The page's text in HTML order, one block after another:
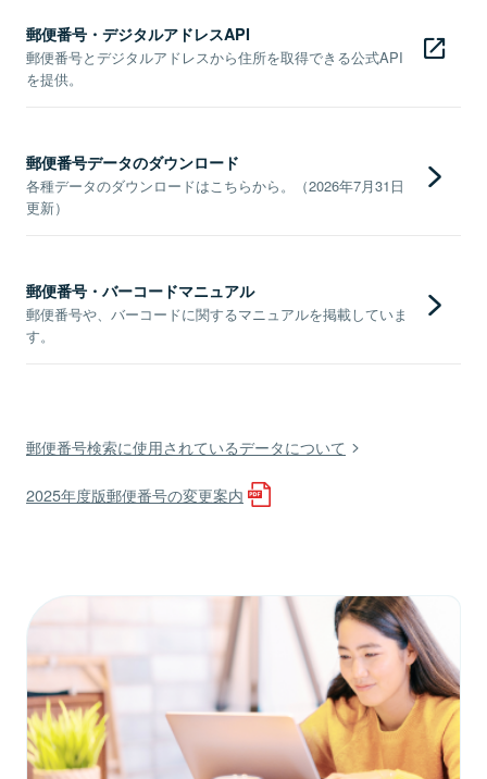
郵便番号・デジタルアドレスAPI
郵便番号とデジタルアドレスから住所を取得できる公式API
を提供。
郵便番号データのダウンロード
各種データのダウンロードはこちらから。（2026年7月31日
更新）
郵便番号・バーコードマニュアル
郵便番号や、バーコードに関するマニュアルを掲載していま
す。
郵便番号検索に使用されているデータについて
2025年度版郵便番号の変更案内